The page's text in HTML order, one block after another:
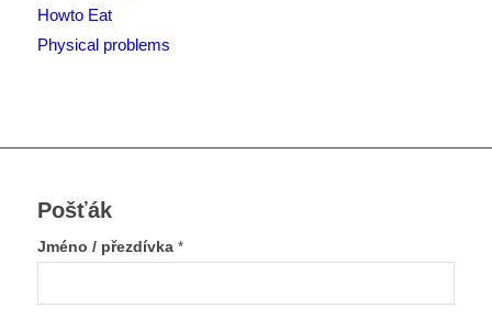
Howto Eat
Physical problems
Pošťák
Jméno / přezdívka *